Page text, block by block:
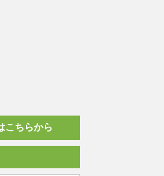
こちらから